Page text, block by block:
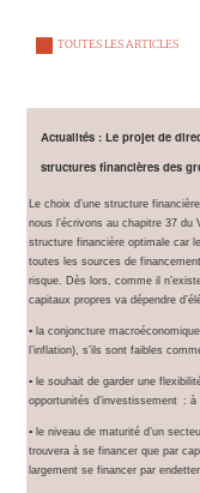
TOUTES LES ARTICLES
Actualités : Le projet de
structures financières des
Le choix d’une structure
nous l’écrivons au chapitre 37 du
structure financière optimale car
toutes les sources de
risque. Dès lors, comme il
capitaux propres va dépendre
▪ la conjoncture
l’inflation), s’ils sont faibles
▪ le souhait de garder une
opportunités d’investissement :
▪ le niveau de maturité d’un
trouvera à se financer que par
largement se financer par